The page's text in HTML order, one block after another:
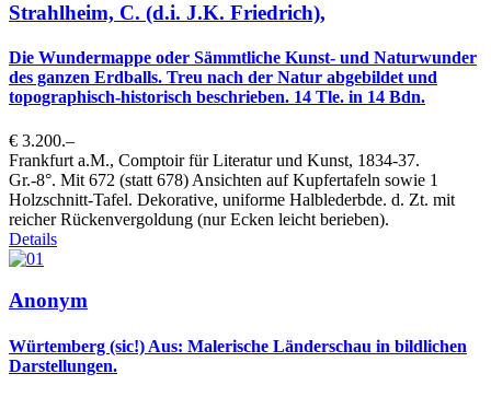
Strahlheim, C. (d.i. J.K. Friedrich),
Die Wundermappe oder Sämmtliche Kunst- und Naturwunder
des ganzen Erdballs. Treu nach der Natur abgebildet und
topographisch-historisch beschrieben. 14 Tle. in 14 Bdn.
€ 3.200.–
Frankfurt a.M., Comptoir für Literatur und Kunst, 1834-37.
Gr.-8°. Mit 672 (statt 678) Ansichten auf Kupfertafeln sowie 1
Holzschnitt-Tafel. Dekorative, uniforme Halblederbde. d. Zt. mit
reicher Rückenvergoldung (nur Ecken leicht berieben).
Details
Anonym
Würtemberg (sic!) Aus: Malerische Länderschau in bildlichen
Darstellungen.